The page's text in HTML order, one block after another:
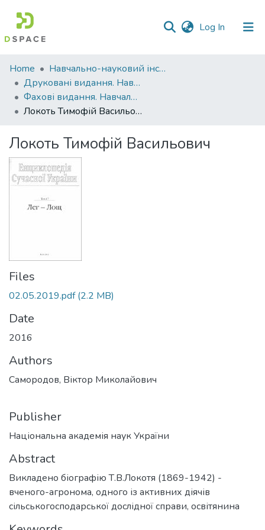
Log In (current)
Communities
&
Collections
All of DSpace
Statistics
Home
Навчально-науковий інститут агротехнологій, селекції та екології
Друковані видання. Навчально-науковий інститут агротехнологій, селекції та екології
Фахові видання. Навчально-науковий інститут агротехнологій, селекції та екології
Локоть Тимофій Васильович
Локоть Тимофій Васильович
Files
02.05.2019.pdf(2.2 MB)
Date
2016
Authors
Самородов, Віктор Миколайович
Publisher
Національна академія наук України
Abstract
Викладено біографію Т.В.Локотя (1869-1942) -
вченого-агронома, одного із активних діячів
сільськогосподарської дослідної справи, освітянина